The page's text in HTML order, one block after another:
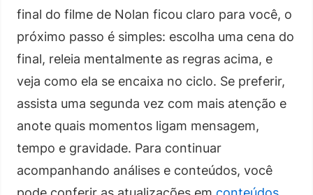
final do filme de Nolan ficou claro para você, o
próximo passo é simples: escolha uma cena do
final, releia mentalmente as regras acima, e
veja como ela se encaixa no ciclo. Se preferir,
assista uma segunda vez com mais atenção e
anote quais momentos ligam mensagem,
tempo e gravidade. Para continuar
acompanhando análises e conteúdos, você